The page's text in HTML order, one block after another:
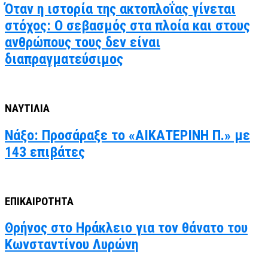
Όταν η ιστορία της ακτοπλοΐας γίνεται
στόχος: Ο σεβασμός στα πλοία και στους
ανθρώπους τους δεν είναι
διαπραγματεύσιμος
ΝΑΥΤΙΛΙΑ
Νάξο: Προσάραξε το «ΑΙΚΑΤΕΡΙΝΗ Π.» με
143 επιβάτες
ΕΠΙΚΑΙΡΟΤΗΤΑ
Θρήνος στο Ηράκλειο για τον θάνατο του
Κωνσταντίνου Λυρώνη